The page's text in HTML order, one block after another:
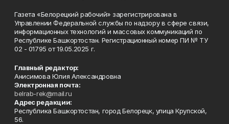
Газета «Белорецкий рабочий» зарегистрирована в
Управлении Федеральной службы по надзору в сфере связи,
информационных технологий и массовых коммуникаций по
Республике Башкортостан. Регистрационный номер ПИ № ТУ
02 - 01795 от 19.05.2025 г.
Главный редактор:
Анисимова Юлия Александровна
Электронная почта:
belrab-rek@mail.ru
Адрес редакции:
Республика Башкортостан, город Белорецк, улица Крупской,
56.